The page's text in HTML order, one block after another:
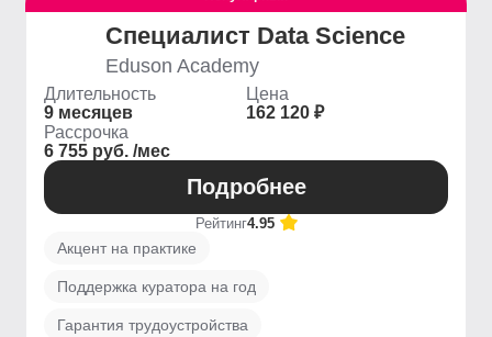
Специалист Data Science
Eduson Academy
Длительность
9 месяцев
Цена
162 120 ₽
Рассрочка
6 755 руб. /мес
Подробнее
Рейтинг4.95
Акцент на практике
Поддержка куратора на год
Гарантия трудоустройства